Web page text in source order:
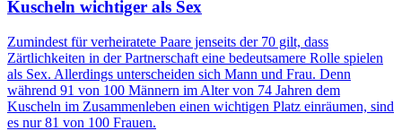
Kuscheln wichtiger als Sex
Zumindest für verheiratete Paare jenseits der 70 gilt, dass
Zärtlichkeiten in der Partnerschaft eine bedeutsamere Rolle spielen
als Sex. Allerdings unterscheiden sich Mann und Frau. Denn
während 91 von 100 Männern im Alter von 74 Jahren dem
Kuscheln im Zusammenleben einen wichtigen Platz einräumen, sind
es nur 81 von 100 Frauen.